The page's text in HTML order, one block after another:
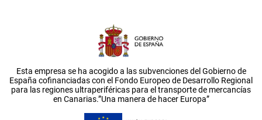
Esta empresa se ha acogido a las subvenciones del Gobierno de
España cofinanciadas con el Fondo Europeo de Desarrollo Regional
para las regiones ultraperiféricas para el transporte de mercancías
en Canarias.”Una manera de hacer Europa”